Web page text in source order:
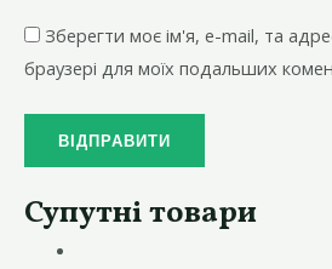
Зберегти моє ім'я, e-mail, та
браузері для моїх подальших
Супутні товари